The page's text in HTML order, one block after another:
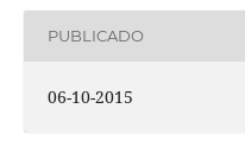
PUBLICADO
06-10-2015